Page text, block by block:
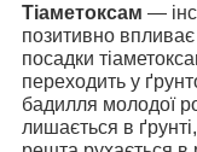
Тіаметоксам —
позитивно впливає
посадки
переходить у
бадилля молодої
лишається в